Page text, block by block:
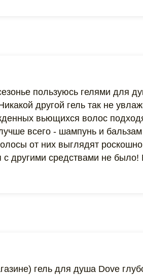
пользуюсь гелями для
другой гель так не
вьющихся волос
всего - шампунь и
от них выглядят
другими средствами не
гель для душа Dove